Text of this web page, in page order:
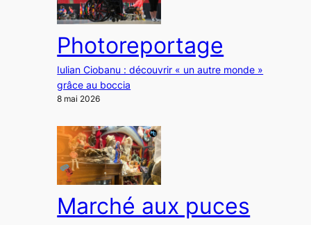
Photoreportage
Iulian Ciobanu : découvrir « un autre monde »
grâce au boccia
8 mai 2026
Marché aux puces